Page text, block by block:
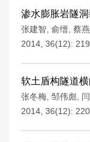
渗水膨胀岩隧
张建智 俞缙 蔡
2014, 36(12):
软土盾构隧道
张冬梅 邹伟彪
2014, 36(12):